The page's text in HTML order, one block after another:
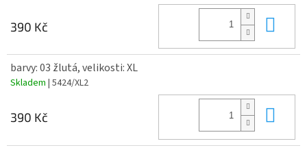
390 Kč
barvy: 03 žlutá, velikosti: XL
Skladem | 5424/XL2
390 Kč